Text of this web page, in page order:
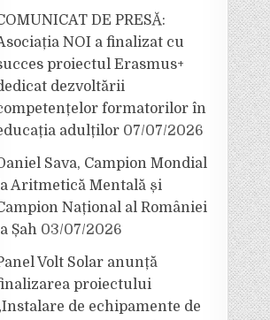
DE PRESĂ:
NOI a finalizat cu
proiectul Erasmus+
dezvoltării
formatorilor în
adulților 07/07/2026
Sava, Campion Mondial
Aritmetică Mentală și
Național al României
Șah 03/07/2026
Volt Solar anunță
proiectului
de echipamente de